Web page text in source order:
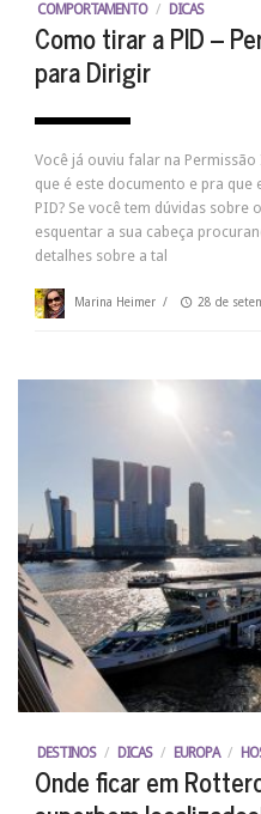
COMPORTAMENTO / DICAS
Como tirar a PID –
para Dirigir
Você já ouviu falar na
que é este documento e pra que
PID? Se você tem dúvidas sobre
esquentar a sua cabeça
detalhes sobre a tal
Marina Heimer / 28 de
DESTINOS / DICAS / EUROPA /
Onde ficar em